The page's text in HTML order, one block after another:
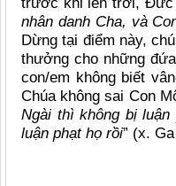
nhân danh Cha, và
Dừng tại điểm này,
thưởng cho những
con/em không biết
Chúa không sai Con
Ngài thì không bị
luận phạt họ rồi” (x.